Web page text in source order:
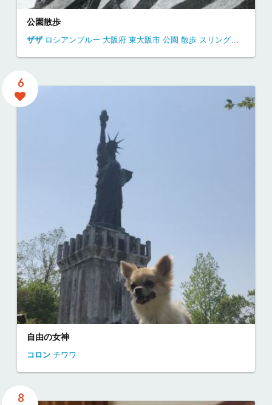
公園散歩
ザザ ロシアンブルー 大阪府 東大阪市 公園 散歩 スリングバッグ
6
自由の女神
コロン チワワ
8